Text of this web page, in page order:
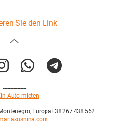
Sie den Link
----------------
Auto mieten
Europa+38 267 438 562